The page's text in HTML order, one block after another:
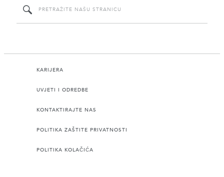
KARIJERA
UVJETI I ODREDBE
KONTAKTIRAJTE NAS
POLITIKA ZAŠTITE PRIVATNOSTI
POLITIKA KOLAČIĆA